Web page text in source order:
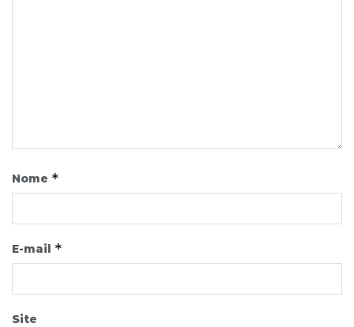
Nome *
E-mail *
Site